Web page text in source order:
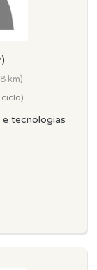
km)
ciclo)
e tecnologias